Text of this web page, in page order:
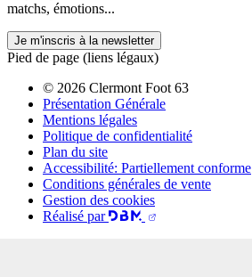
matchs, émotions...
Je m'inscris à la newsletter
Pied de page (liens légaux)
© 2026 Clermont Foot 63
Présentation Générale
Mentions légales
Politique de confidentialité
Plan du site
Accessibilité: Partiellement conforme
Conditions générales de vente
Gestion des cookies
Réalisé par